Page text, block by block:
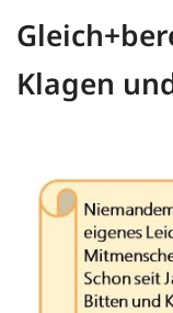
Klagen